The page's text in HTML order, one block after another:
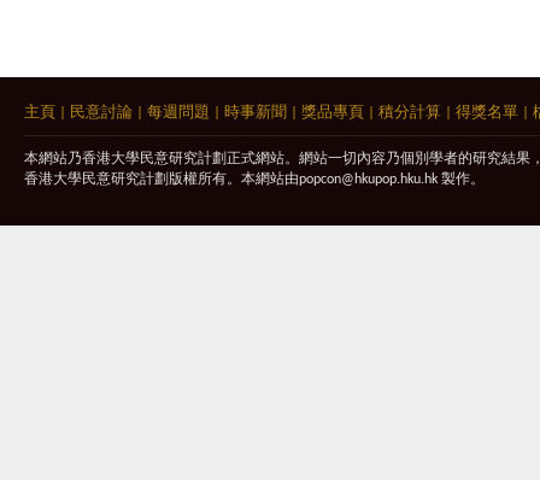
主頁 民意討論 每週問題 時事新聞 獎品專頁 積分計算 得獎名單
本網站乃香港大學民意研究計劃正式網站。網站一切內容乃個別學者的研究結
香港大學民意研究計劃版權所有。本網站由popcon@hkupop.hku.hk 製作。